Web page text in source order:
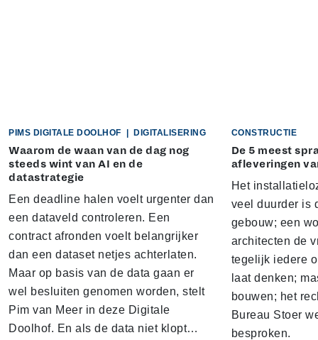
PIMS DIGITALE DOOLHOF | DIGITALISERING
Waarom de waan van de dag nog
steeds wint van AI en de
datastrategie
Een deadline halen voelt urgenter dan
een dataveld controleren. Een
contract afronden voelt belangrijker
dan een dataset netjes achterlaten.
Maar op basis van de data gaan er
wel besluiten genomen worden, stelt
Pim van Meer in deze Digitale
Doolhof. En als de data niet klopt…
CONSTRUCTIE
De 5 meest
afleveringen
Het
veel duurder is
gebouw; een
architecten de
tegelijk iedere
laat denken;
bouwen; het
Bureau Stoer
besproken.